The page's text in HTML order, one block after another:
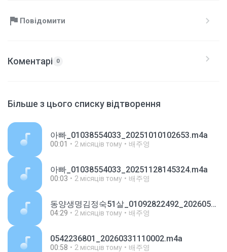
Повідомити
Коментарі 0
Більше з цього списку відтворення
아빠_01038554033_20251010102653.m4a
00:01 2 місяців тому 배주영
아빠_01038554033_20251128145324.m4a
00:03 2 місяців тому 배주영
동양생명김정숙51살_01092822492_20260511160409.m4a
04:29 2 місяців тому 배주영
0542236801_20260331110002.m4a
00:58 2 місяців тому 배주영